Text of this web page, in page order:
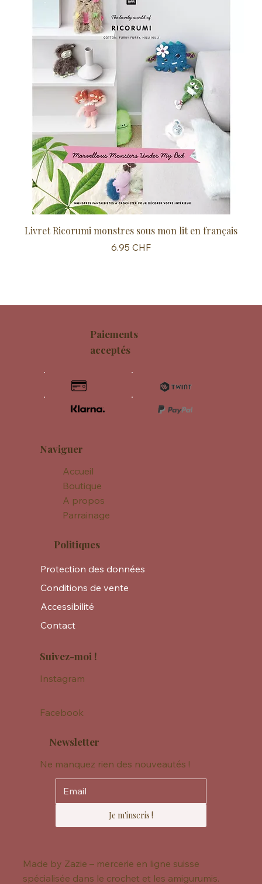
Livret Ricorumi monstres sous mon lit en français
Prix
6.95 CHF
Naviguer
Accueil
Boutique
A propos
Parrainage
Politiques
Protection des données
Conditions de vente
Accessibilité
Contact
Suivez-moi !
Instagram
Facebook
Newsletter
Ne manquez rien des nouveautés !
Je m'inscris !
Made by Zazie – mercerie en ligne suisse
spécialisée dans le crochet et les amigurumis.
Paiements
acceptés